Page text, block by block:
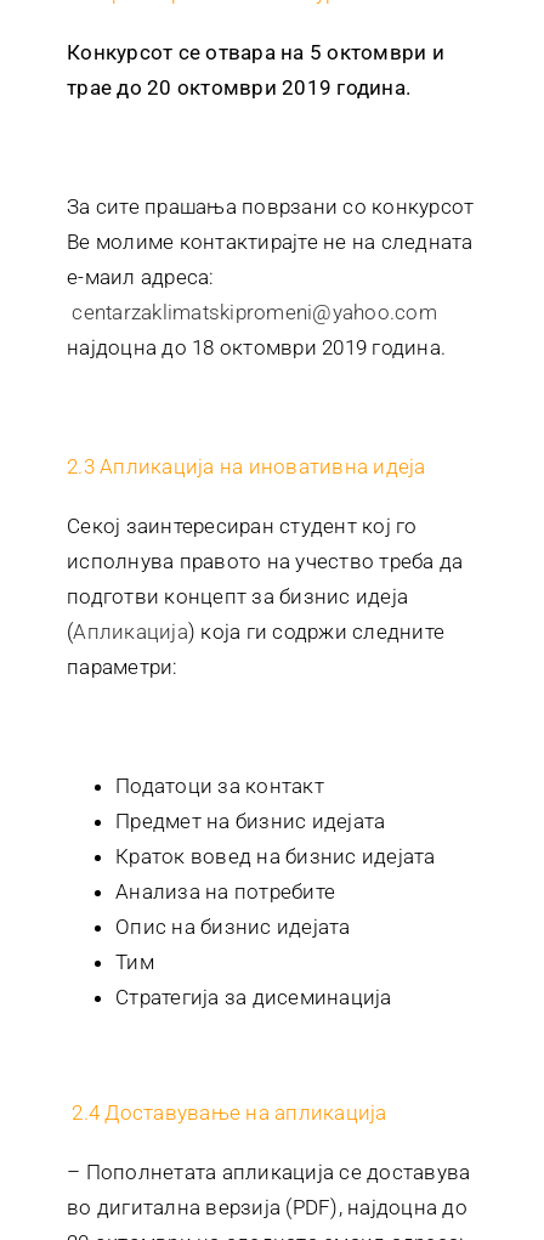
Конкурсот се отвара на 5 октомври и
трае до 20 октомври 2019 година.
За сите прашања поврзани со конкурсот
Ве молиме контактирајте не на следната
е-маил адреса:
centarzaklimatskipromeni@yahoo.com
најдоцна до 18 октомври 2019 година.
2.3 Апликација на иновативна идеја
Секој заинтересиран студент кој го
исполнува правото на учество треба да
подготви концепт за бизнис идеја
(Апликација) која ги содржи следните
параметри:
Податоци за контакт
Предмет на бизнис идејата
Краток вовед на бизнис идејата
Анализа на потребите
Опис на бизнис идејата
Тим
Стратегија за дисеминација
2.4 Доставување на апликација
– Пополнетата апликација се доставува
во дигитална верзија (PDF), најдоцна до